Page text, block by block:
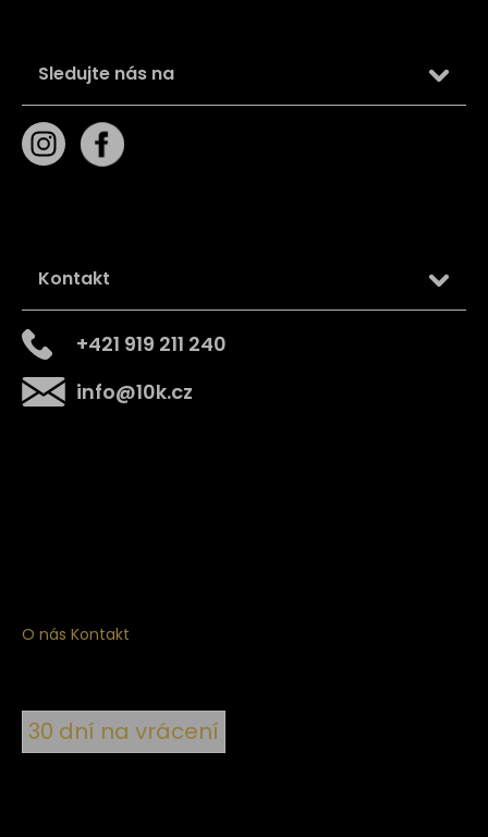
Sledujte nás na
Kontakt
info@10k.cz
+421 919 211 240
O nás Kontakt
30 dní na vrácení